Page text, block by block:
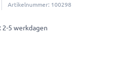
Artikelnummer: 100298
2-5 werkdagen